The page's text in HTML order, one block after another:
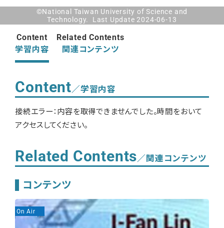
©National Taiwan University of Science and
Technology. Last Update 2024-06-13
Content
学習内容
Related Contents
関連コンテンツ
Content／学習内容
接続エラー：内容を取得できませんでした。時間をおいて
アクセスしてください。
Related Contents／関連コンテンツ
コンテンツ
On Air